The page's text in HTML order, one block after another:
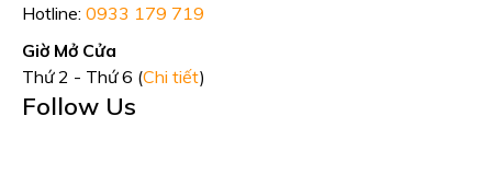
Hotline: 0933 179 719
Giờ Mở Cửa
Thứ 2 - Thứ 6 (Chi tiết)
Follow Us